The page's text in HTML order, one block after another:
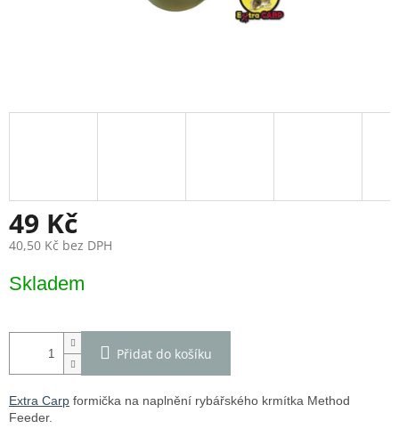
49 Kč
40,50 Kč bez DPH
cena:
Skladem
Přidat do košíku
Extra Carp formička na naplnění rybářského krmítka Method
Feeder.